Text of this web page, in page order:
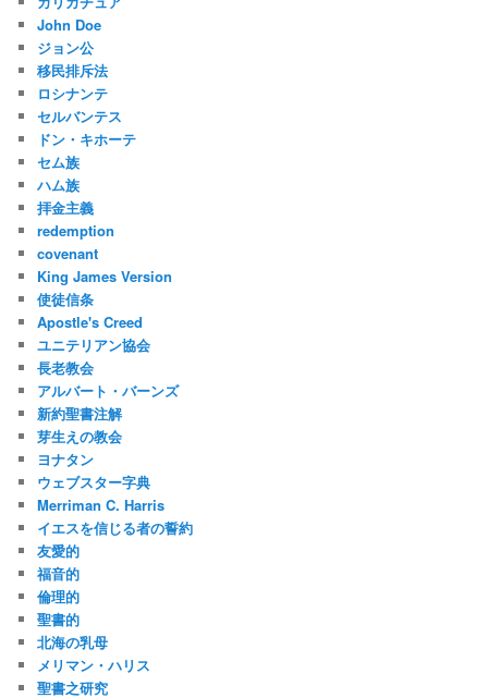
John Doe
ジョン公
移民排斥法
ロシナンテ
セルバンテス
ドン・キホーテ
セム族
ハム族
拝金主義
redemption
covenant
King James Version
使徒信条
Apostle's Creed
ユニテリアン協会
長老教会
アルバート・バーンズ
新約聖書注解
芽生えの教会
ヨナタン
ウェブスター字典
Merriman C. Harris
イエスを信じる者の誓約
友愛的
福音的
倫理的
聖書的
北海の乳母
メリマン・ハリス
聖書之研究